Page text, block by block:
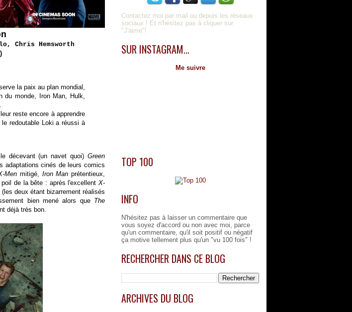
Chris Hemsworth
la paix au plan mondial,
du monde, Iron Man, Hulk,
reste encore à apprendre
redoutable Loki a réussi à
décevant (un navet quoi) Green
adaptations cinés de leurs comics
Men mitigé, Iron Man prétentieux,
de la bête : après l'excellentX-
deux étant bizarrement réalisés
bien mené alors que The
déjà très bon.
Contactez moi par mail ou depuis les réseaux
sociaux ! Et n'hésitez pas à cliquer sur
"J'aime"!
SUR INSTAGRAM...
Me suivre
TOP 100
INFO
N'hésitez pas à laisser un commentaire que
vous soyez d'accord ou non avec moi, parce
qu'un commentaire, qu'il soit positif ou négatif
ça motive tellement plus qu'un "vu 100 fois" !
RECHERCHER DANS CE BLOG
ARCHIVES DU BLOG